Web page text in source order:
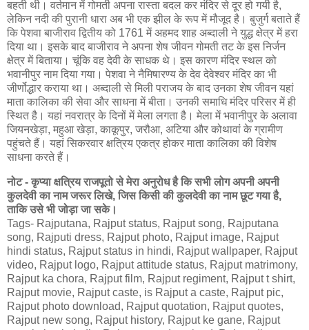
बहती थी। वर्तमान में गोमती अपना रास्ता बदल कर मंदिर से दूर हो गयी है,
लेकिन नदी की पुरानी धारा अब भी एक झील के रूप में मौजूद है। बुजुर्ग बताते हैं
कि पेशवा बाजीराव द्वितीय को 1761 में अहमद शाह अब्दाली ने युद्ध क्षेत्र में हरा
दिया था। इसके बाद बाजीराव ने अपना शेष जीवन गोमती तट के इस निर्जन
क्षेत्र में बिताया। चूंकि वह देवी के साधक थे। इस कारण मंदिर स्थल को
भवानीपुर नाम दिया गया। पेशवा ने नैमिषारण्य के देव देवेश्वर मंदिर का भी
जीर्णोद्धार कराया था। अब्दाली से मिली पराजय के बाद उनका शेष जीवन यहां
माता कालिका की सेवा और साधना में बीता। उनकी समाधि मंदिर परिसर में ही
स्थित है। यहां नवरात्र के दिनों में मेला लगता है। मेला में भवानीपुर के अलावा
जियनखेड़ा, महुआ खेड़ा, काकूपुर, जरौआ, अटिया और कोथावां के ग्रामीण
पहुंचते हैं। यहां सिकरवार क्षत्रिय एकत्र होकर माता कालिका की विशेष
साधना करते हैं।
नोट - कृप्या क्षत्रिय राजपूतो से मेरा अनुरोध है कि सभी लोग अपनी अपनी
कुलदेवी का नाम जरूर लिखे, जिस किसी की कुलदेवी का नाम छूट गया है,
ताकि उसे भी जोड़ा जा सके।
Tags- Rajputana, Rajput status, Rajput song, Rajputana
song, Rajputi dress, Rajput photo, Rajput image, Rajput
hindi status, Rajput status in hindi, Rajput wallpaper, Rajput
video, Rajput logo, Rajput attitude status, Rajput matrimony,
Rajput ka chora, Rajput film, Rajput regiment, Rajput t shirt,
Rajput movie, Rajput caste, is Rajput a caste, Rajput pic,
Rajput photo download, Rajput quotation, Rajput quotes,
Rajput new song, Rajput history, Rajput ke gane, Rajput